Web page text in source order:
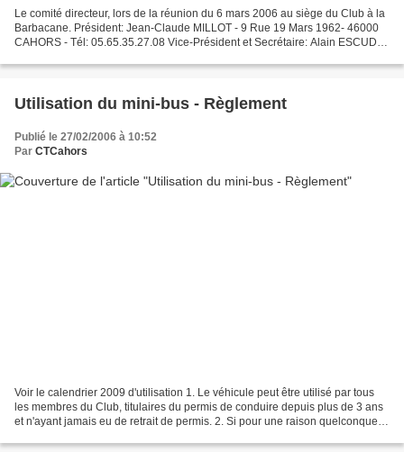
Le comité directeur, lors de la réunion du 6 mars 2006 au siège du Club à la
Barbacane. Président: Jean-Claude MILLOT - 9 Rue 19 Mars 1962- 46000
CAHORS - Tél: 05.65.35.27.08 Vice-Président et Secrétaire: Alain ESCUDIÉ
Utilisation du mini-bus - Règlement
Publié le 27/02/2006 à 10:52
Par CTCahors
Voir le calendrier 2009 d'utilisation 1. Le véhicule peut être utilisé par tous
les membres du Club, titulaires du permis de conduire depuis plus de 3 ans
et n'ayant jamais eu de retrait de permis. 2. Si pour une raison quelconque le